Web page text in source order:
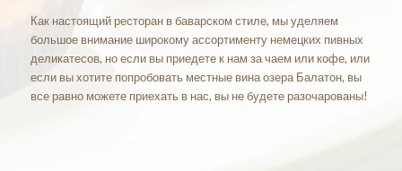
Как настоящий ресторан в баварском стиле, мы уделяем
большое внимание широкому ассортименту немецких пивных
деликатесов, но если вы приедете к нам за чаем или кофе, или
если вы хотите попробовать местные вина озера Балатон, вы
все равно можете приехать в нас, вы не будете разочарованы!